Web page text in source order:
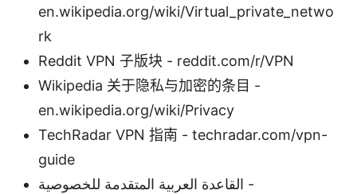
en.wikipedia.org/wiki/Virtual_private_netwo
rk
Reddit VPN 子版块 - reddit.com/r/VPN
Wikipedia 关于隐私与加密的条目 -
en.wikipedia.org/wiki/Privacy
TechRadar VPN 指南 - techradar.com/vpn-
guide
القاعدة العربية المتقدمة للخصوصية -